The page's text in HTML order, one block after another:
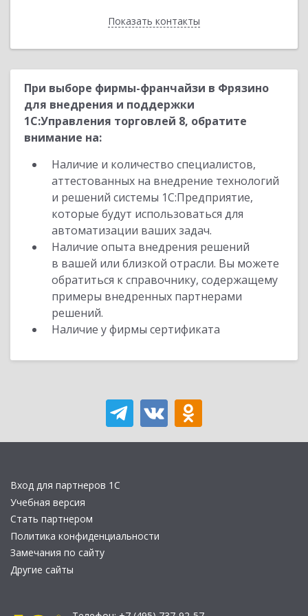
Показать контакты
Назад
При выборе фирмы-франчайзи в Фрязино
для внедрения и поддержки
1С:Управления торговлей 8, обратите
внимание на:
Наличие и количество специалистов,
аттестованных на внедрение технологий
и решений системы 1С:Предприятие,
которые будут использоваться для
автоматизации ваших задач.
Наличие опыта внедрения решений
в вашей или близкой отрасли. Вы можете
обратиться к справочнику, содержащему
примеры внедренных партнерами
решений.
Наличие у фирмы сертификата
Вход для партнеров 1С
Учебная версия
Стать партнером
Политика конфиденциальности
Замечания по сайту
Другие сайты